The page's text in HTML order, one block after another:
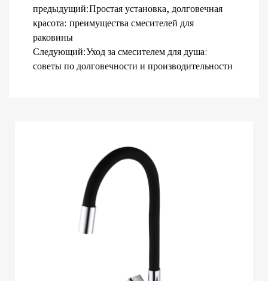
предыдущий:Простая установка, долговечная
красота: преимущества смесителей для
раковины
Следующий:Уход за смесителем для душа:
советы по долговечности и производительности